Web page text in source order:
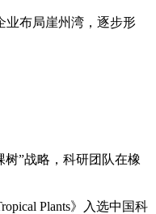
业布局崖州湾，逐步形
”战略，科研团队在橡
Plants》入选中国科